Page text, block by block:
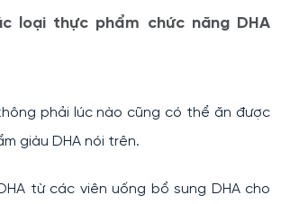
loại thực phẩm chức năng DHA
phải lúc nào cũng có thể ăn được
giàu DHA nói trên.
từ các viên uống bổ sung DHA cho